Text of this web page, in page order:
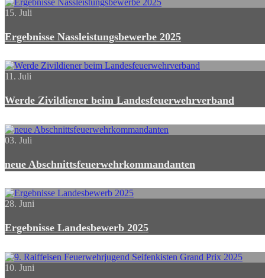
15. Juli
Ergebnisse Nassleistungsbewerbe 2025
11. Juli
Werde Zivildiener beim Landesfeuerwehrverband
03. Juli
neue Abschnittsfeuerwehrkommandanten
28. Juni
Ergebnisse Landesbewerb 2025
10. Juni